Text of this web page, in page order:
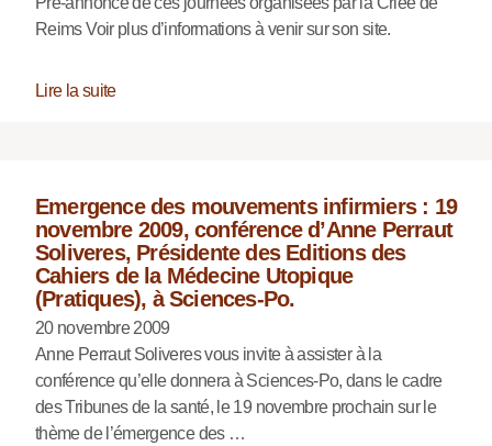
Reims Voir plus d’informations à venir sur son site.
Lire la suite
Emergence des mouvements infirmiers : 19
novembre 2009, conférence d’Anne Perraut
Soliveres, Présidente des Editions des
Cahiers de la Médecine Utopique
(Pratiques), à Sciences-Po.
20 novembre 2009
Anne Perraut Soliveres vous invite à assister à la
conférence qu’elle donnera à Sciences-Po, dans le cadre
des Tribunes de la santé, le 19 novembre prochain sur le
thème de l’émergence des …